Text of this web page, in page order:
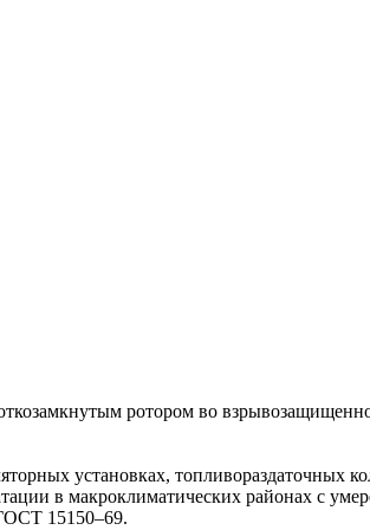
ротором во
установках, топливораздаточных
в макроклиматических районах
15150–69.